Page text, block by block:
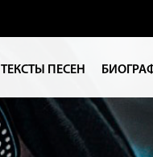
ТЕКСТЫ ПЕСЕН